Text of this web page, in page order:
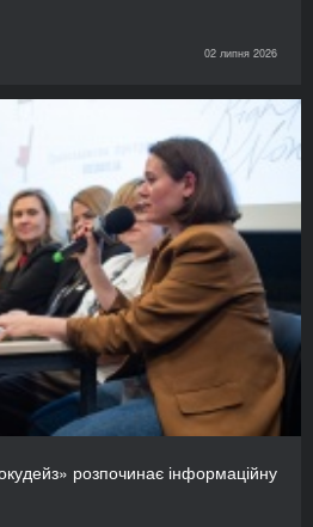
02 липня 2026
розпочинає інформаційну